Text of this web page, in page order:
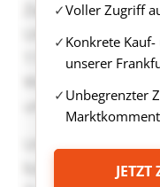
Voller Zugriff
Konkrete
unserer
Unbegrenzter